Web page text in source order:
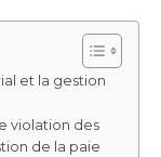
et la gestion
violation des
de la paie